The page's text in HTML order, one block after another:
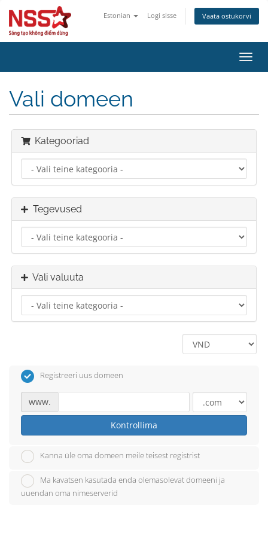
Estonian Logi sisse Vaata ostukorvi
Vali domeen
Kategooriad
Tegevused
Vali valuuta
Registreeri uus domeen
www.
Kontrollima
Kanna üle oma domeen meile teisest registrist
Ma kavatsen kasutada enda olemasolevat domeeni ja
uuendan oma nimeserverid